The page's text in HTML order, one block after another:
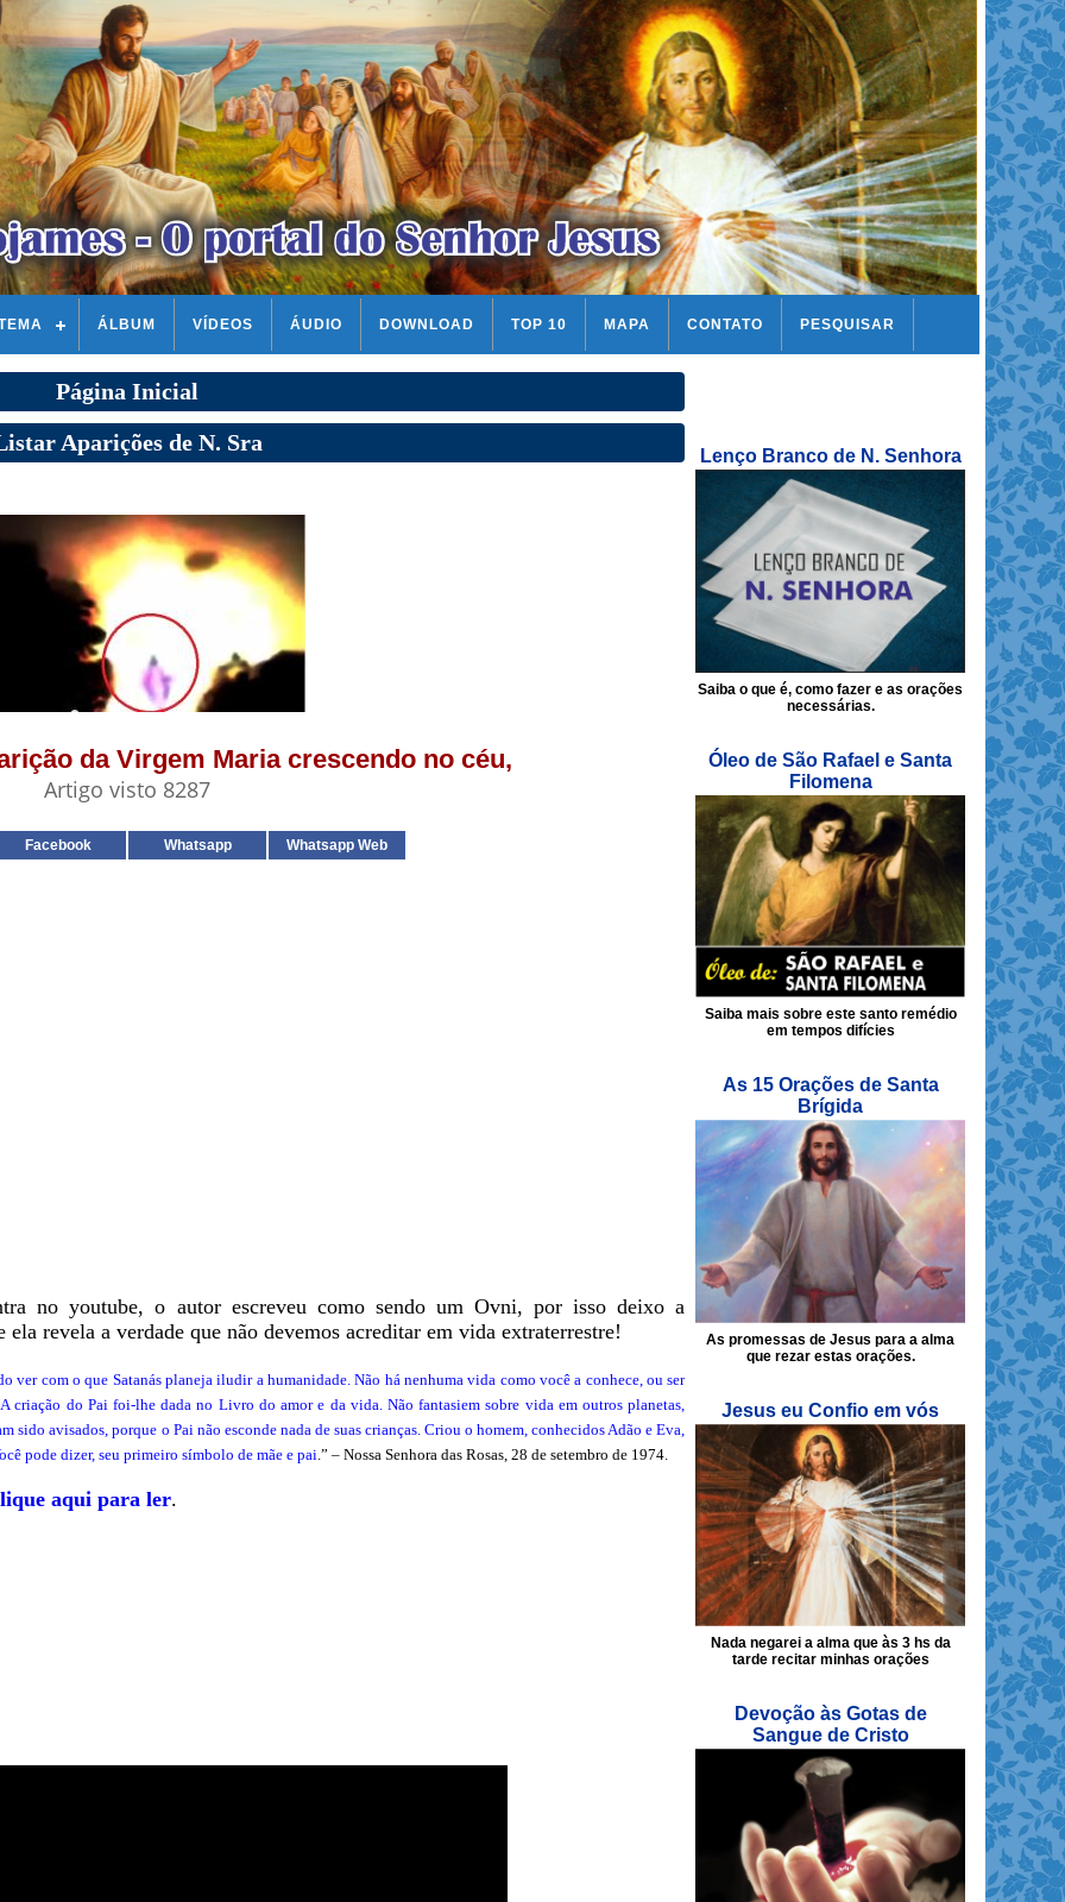
ÁLBUM VÍDEOS ÁUDIO DOWNLOAD TOP 10 MAPA CONTATO PESQUISAR
Página Inicial
Aparições de N. Sra
da Virgem Maria crescendo no céu,
Artigo visto 8287
Facebook Whatsapp Whatsapp Web
no youtube, o autor escreveu como sendo um Ovni, por isso deixo a
revela a verdade que não devemos acreditar em vida extraterrestre!
ver com o que Satanás planeja iludir a humanidade. Não há nenhuma vida como você a conhece, ou ser
criação do Pai foi-lhe dada no Livro do amor e da vida. Não fantasiem sobre vida em outros planetas,
sido avisados, porque o Pai não esconde nada de suas crianças. Criou o homem, conhecidos Adão e Eva,
pode dizer, seu primeiro símbolo de mãe e pai.” – Nossa Senhora das Rosas, 28 de setembro de 1974.
aqui para ler.
Lenço Branco de N. Senhora
Saiba o que é, como fazer e as orações
necessárias.
Óleo de São Rafael e Santa
Filomena
Saiba mais sobre este santo remédio
em tempos difícies
As 15 Orações de Santa
Brígida
As promessas de Jesus para a alma
que rezar estas orações.
Jesus eu Confio em vós
Nada negarei a alma que às 3 hs da
tarde recitar minhas orações
Devoção às Gotas de
Sangue de Cristo